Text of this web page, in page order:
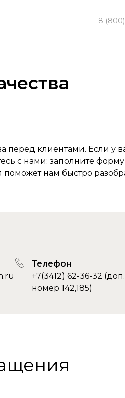
8 (800)
перед клиентами. Если у
с нами: заполните форму
нам быстро
Телефон
+7(3412) 62-36-32 (доп.
номер 142,185)